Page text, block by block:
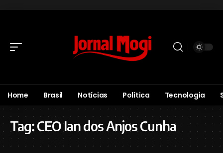
Home Brasil Notícias Política Tecnologia
Tag:CEO Ian dos Anjos Cunha